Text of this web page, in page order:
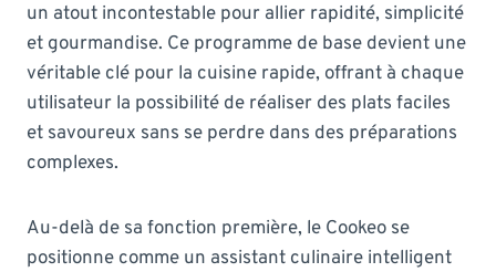
un atout incontestable pour allier rapidité, simplicité
et gourmandise. Ce programme de base devient une
véritable clé pour la cuisine rapide, offrant à chaque
utilisateur la possibilité de réaliser des plats faciles
et savoureux sans se perdre dans des préparations
complexes.
Au-delà de sa fonction première, le Cookeo se
positionne comme un assistant culinaire intelligent